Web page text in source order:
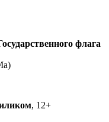
флага
, 12+